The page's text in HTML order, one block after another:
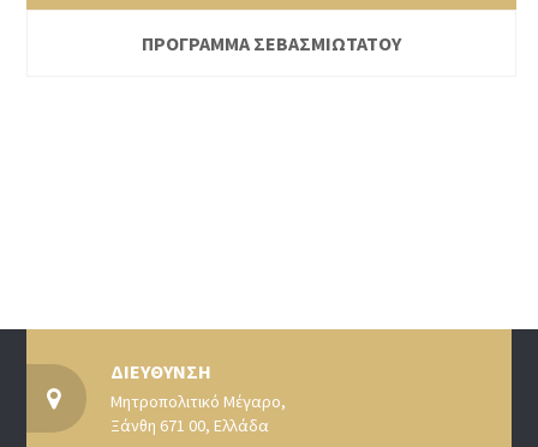
ΠΡΟΓΡΑΜΜΑ ΣΕΒΑΣΜΙΩΤΑΤΟΥ
ΔΙΕΥΘΥΝΣΗ
Μητροπολιτικό Μέγαρο,
Ξάνθη 671 00, Ελλάδα